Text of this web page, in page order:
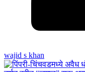
wajid s khan